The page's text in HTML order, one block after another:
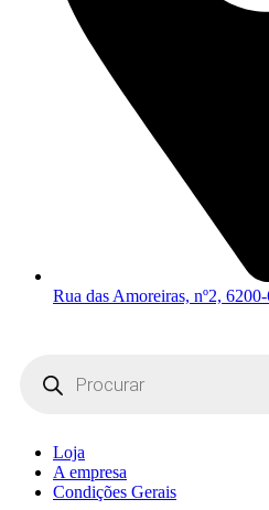
Rua das Amoreiras, nº2,
search
Loja
A empresa
Condições Gerais